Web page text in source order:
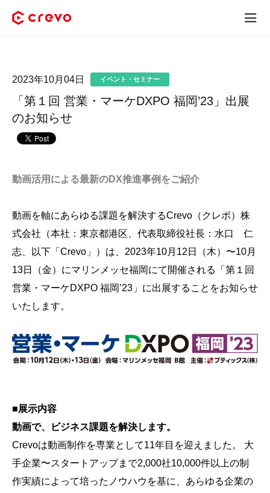
採用コンテンツ制作
サービス
制作実績
料金
お客様の声
お役立ち情報
会社概要
採用情報
- 動画に関するご相談はこちら -
資料ダウンロード
「第１回 営業・マーケDXPO 福岡’23」出展
のお知らせ
イベント・セミナー
2023年10月04日
動画活用による最新のDX推進事例をご紹介
動画を軸にあらゆる課題を解決するCrevo（クレボ）株
式会社 （本社：東京都港区、代表取締役社長：水口 仁
志、以下「Crevo」）は、2023年10月12日（木）〜10月
13日（金）にマリンメッセ福岡にて開催される「第１回
営業・マーケDXPO 福岡’23」に出展することをお知らせ
いたします。
■展示内容
動画で、ビジネス課題を解決します。
Crevoは動画制作を専業として11年目を迎えました。 大
手企業〜スタートアップまで2,000社10,000件以上の制
作実績によって培ったノウハウを基に、あらゆる企業の